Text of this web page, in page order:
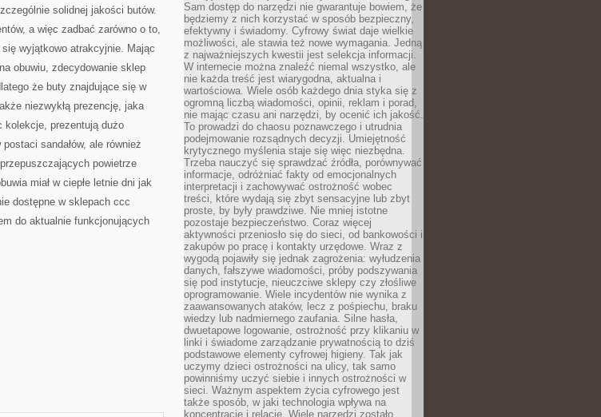
solidnej jakości butów.
a więc zadbać zarówno o to,
się wyjątkowo atrakcyjnie. Mając
obuwiu, zdecydowanie sklep
że buty znajdujące się w
niezwykłą prezencję, jaka
kolekcje, prezentują dużo
sandałów, ale również
powietrze
miał w ciepłe letnie dni jak
dostępne w sklepach ccc
do aktualnie funkcjonujących
Sam dostęp do narzędzi nie gwarantuje bowiem, że
będziemy z nich korzystać w sposób bezpieczny,
efektywny i świadomy. Cyfrowy świat daje wielkie
możliwości, ale stawia też nowe wymagania. Jedną
z najważniejszych kwestii jest selekcja informacji.
W internecie można znaleźć niemal wszystko, ale
nie każda treść jest wiarygodna, aktualna i
wartościowa. Wiele osób każdego dnia styka się z
ogromną liczbą wiadomości, opinii, reklam i porad,
nie mając czasu ani narzędzi, by ocenić ich jakość.
To prowadzi do chaosu poznawczego i utrudnia
podejmowanie rozsądnych decyzji. Umiejętność
krytycznego myślenia staje się więc niezbędna.
Trzeba nauczyć się sprawdzać źródła, porównywać
informacje, odróżniać fakty od emocjonalnych
interpretacji i zachowywać ostrożność wobec
treści, które wydają się zbyt sensacyjne lub zbyt
proste, by były prawdziwe. Nie mniej istotne
pozostaje bezpieczeństwo. Coraz więcej
aktywności przeniosło się do sieci, od bankowości i
zakupów po pracę i kontakty urzędowe. Wraz z
wygodą pojawiły się jednak zagrożenia: wyłudzenia
danych, fałszywe wiadomości, próby podszywania
się pod instytucje, nieuczciwe sklepy czy złośliwe
oprogramowanie. Wiele incydentów nie wynika z
zaawansowanych ataków, lecz z pośpiechu, braku
wiedzy lub nadmiernego zaufania. Silne hasła,
dwuetapowe logowanie, ostrożność przy klikaniu w
linki i świadome zarządzanie prywatnością to dziś
podstawowe elementy cyfrowej higieny. Tak jak
uczymy dzieci ostrożności na ulicy, tak samo
powinniśmy uczyć siebie i innych ostrożności w
sieci. Ważnym aspektem życia cyfrowego jest
także sposób, w jaki technologia wpływa na
koncentrację i relacje. Wiele narzędzi zostało